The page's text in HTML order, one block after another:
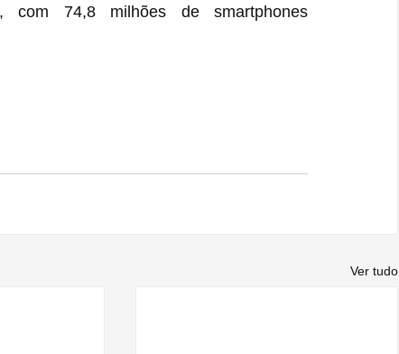
com 74,8 milhões de smartphones
Ver tudo